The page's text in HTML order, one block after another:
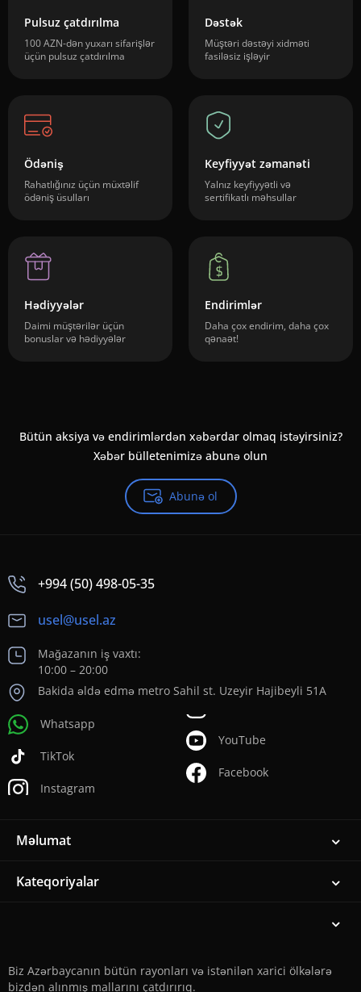
Pulsuz çatdırılma
100 AZN-dən yuxarı sifarişlər
üçün pulsuz çatdırılma
Dəstək
Müştəri dəstəyi xidməti
fasiləsiz işləyir
Ödəniş
Rahatlığınız üçün müxtəlif
ödəniş üsulları
Keyfiyyət zəmanəti
Yalnız keyfiyyətli və
sertifikatlı məhsullar
Hədiyyələr
Daimi müştərilər üçün
bonuslar və hədiyyələr
Endirimlər
Daha çox endirim, daha çox
qənaət!
Bütün aksiya və endirimlərdən xəbərdar olmaq istəyirsiniz?
Xəbər bülletenimizə abunə olun
Abunə ol
+994 (50) 498-05-35
usel@usel.az
Mağazanın iş vaxtı:
10:00 – 20:00
Bakida əldə edmə metro Sahil st. Uzeyir Hajibeyli 51A
Whatsapp
TikTok
Instagram
YouTube
Facebook
Məlumat
Kateqoriyalar
Biz Azərbaycanın bütün rayonları və istənilən xarici ölkələrə
bizdən alınmış mallarını çatdırırıq.